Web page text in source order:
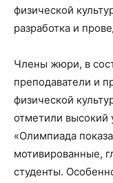
физической
разработка и
Члены жюри, в
преподаватели и
физической
отметили высокий
«Олимпиада
мотивированные,
студенты.